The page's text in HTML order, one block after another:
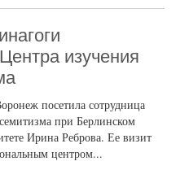
изучения
посетила сотрудница
при Берлинском
Ирина Реброва. Ее визит
центром...